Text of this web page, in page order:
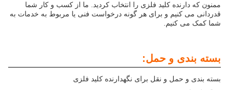
ممنون که دارنده کلید فلزی را انتخاب کردید. ما از کسب و کار شما
قدردانی می کنیم و برای هر گونه درخواست فنی یا مربوط به خدمات به
شما کمک می کنیم.
بسته بندی و حمل:
بسته بندی و حمل و نقل برای نگهدارنده کلید فلزی